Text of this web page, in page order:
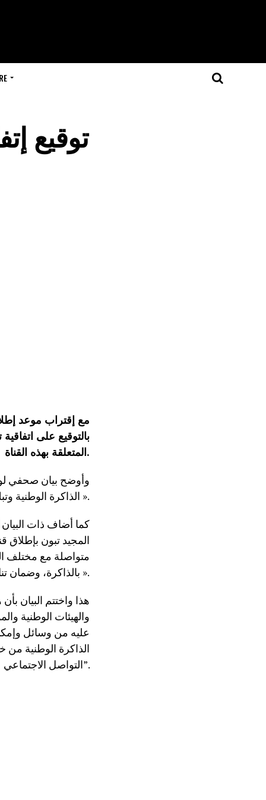
توقيع
مع إقتراب موعد
بالتوقيع على
المتعلقة بهذه القناة.
وأوضح بيان صحفي
الذاكرة الوطنية وتبليغ الناشئة والقيم السامية والنبيلة لمراحل تاريخ الجزائر العريق ».
كما أضاف ذات البيان
المجيد تبون بإطلاق
متواصلة مع مختلف
بالذاكرة، وضمان تناقل الموروث التاريخي والثقافي لثورتنا المجيدة بين الاجيال ».
هذا واختتم البيان
والهيئات الوطنية
عليه من وسائل
الذاكرة الوطنية من
التواصل الاجتماعي”.